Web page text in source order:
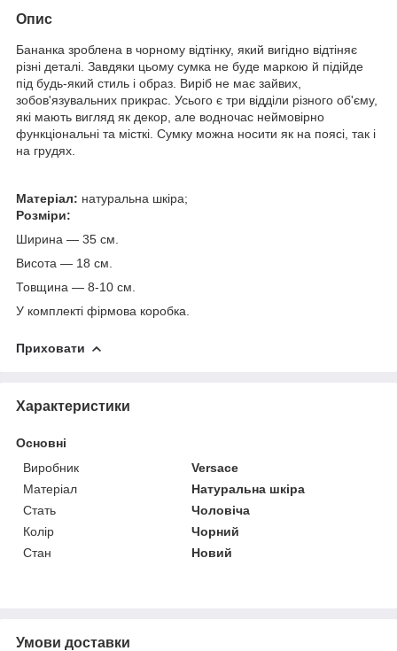
Опис
Бананка зроблена в чорному відтінку, який вигідно відтіняє
різні деталі. Завдяки цьому сумка не буде маркою й підійде
під будь-який стиль і образ. Виріб не має зайвих,
зобов'язувальних прикрас. Усього є три відділи різного об'єму,
які мають вигляд як декор, але водночас неймовірно
функціональні та місткі. Сумку можна носити як на поясі, так і
на грудях.
Матеріал: натуральна шкіра;
Розміри:
Ширина — 35 см.
Висота — 18 см.
Товщина — 8-10 см.
У комплекті фірмова коробка.
Приховати
Характеристики
Основні
Виробник
Versace
Матеріал
Натуральна шкіра
Стать
Чоловіча
Колір
Чорний
Стан
Новий
Умови доставки